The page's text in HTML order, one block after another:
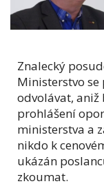
Znalecký
Ministerstvo
odvolávat,
prohlášení
ministerstva a
nikdo k
ukázán
zkoumat.